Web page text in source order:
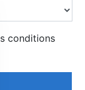
le
conditions